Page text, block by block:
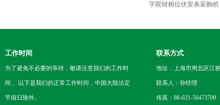
字双钳相位伏安表采购价
工作时间
为了避免不必要的等待，敬请注意我们的工作时
间 。以下是我们的正常工作时间，中国大陆法定
节假日除外。
联系方式
地址：上海市闸北区江
联系人：孙经理
传真：86-021-56473709